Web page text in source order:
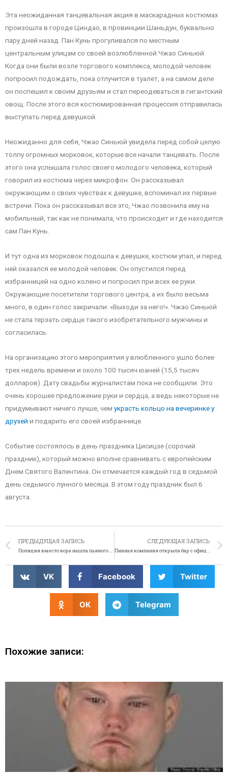
Эта неожиданная танцевальная акция в маскарадных костюмах
произошла в городе Циндао, в провинции Шаньдун, буквально
пару дней назад. Пан Кунь прогуливался по местным
центральным улицам со своей возлюбленной Чжао Синьюй.
Когда они были возле торгового комплекса, молодой человек
попросил подождать, пока отлучится в туалет, а на самом деле
он поспешил к своим друзьям и стал переодеваться в гигантский
овощ. После этого вся костюмированная процессия отправилась
выступать перед девушкой.
Неожиданно для себя, Чжао Синьюй увидела перед собой целую
толпу огромных морковок, которые все начали танцевать. После
этого она услышала голос своего молодого человека, который
говорил из костюма через микрофон. Он рассказывал
окружающим о своих чувствах к девушке, вспоминал их первые
встречи. Пока он рассказывал все это, Чжао позвонила ему на
мобильный, так как не понимала, что происходит и где находится
сам Пан Кунь.
И тут одна из морковок подошла к девушке, костюм упал, и перед
ней оказался ее молодой человек. Он опустился перед
избранницей на одно колено и попросил при всех ее руки.
Окружающие посетители торгового центра, а их было весьма
много, в один голос закричали: «Выходи за него!». Чжао Синьюй
не стала терзать сердце такого изобретательного мужчины и
согласилась.
На организацию этого мероприятия у влюбленного ушло более
трех недель времени и около 100 тысяч юаней (15,5 тысяч
долларов). Дату свадьбы журналистам пока не сообщили. Это
очень хорошее предложение руки и сердца, а ведь некоторые не
придумывают ничего лучше, чем украсть кольцо на вечеринке у
друзей и подарить его своей избраннице.
Событие состоялось в день праздника Цисицзе (сорочий
праздник), который можно вполне сравнивать с европейским
Днем Святого Валентина. Он отмечается каждый год в седьмой
день седьмого лунного месяца. В этом году праздник был 6
августа.
ПРЕДЫДУЩАЯ ЗАПИСЬ
Полиция вместо вора нашла пьяного работника
СЛЕДУЮЩАЯ ЗАПИСЬ
Пивная компания открыла бар с официантами-собаками
VK Facebook Twitter
OK Telegram
Похожие записи: